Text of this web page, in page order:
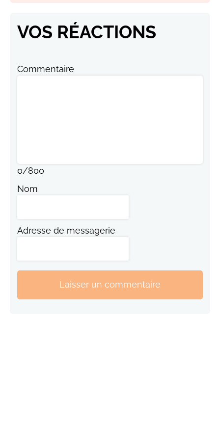
VOS RÉACTIONS
Commentaire
0/800
Nom
Adresse de messagerie
Laisser un commentaire